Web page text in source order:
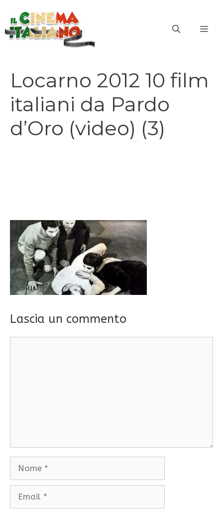
contenuto
Locarno 2012 10 film
italiani da Pardo
d’Oro (video) (3)
Lascia un commento